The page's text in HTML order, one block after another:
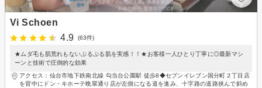
Vi Schoen
4.9
(63件)
★ムダ毛も肌荒れもないぷるぷる肌を実感！！★お客様一人ひとり丁寧に◎最新マシ
ーンと技術で圧倒的な効果
アクセス：仙台市地下鉄南北線 勾当台公園駅 徒歩8◆セブンイレブン国分町２丁目店
を背中にドン・キホーテ晩翠通り店が左側になる道を進み、十字路の道路挟んで斜め